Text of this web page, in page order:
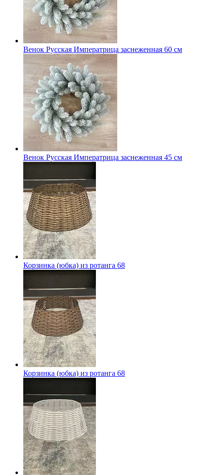
Венок Русская Императрица заснеженная 60 см
Венок Русская Императрица заснеженная 45 см
Корзинка (юбка) из ротанга 68
Корзинка (юбка) из ротанга 68